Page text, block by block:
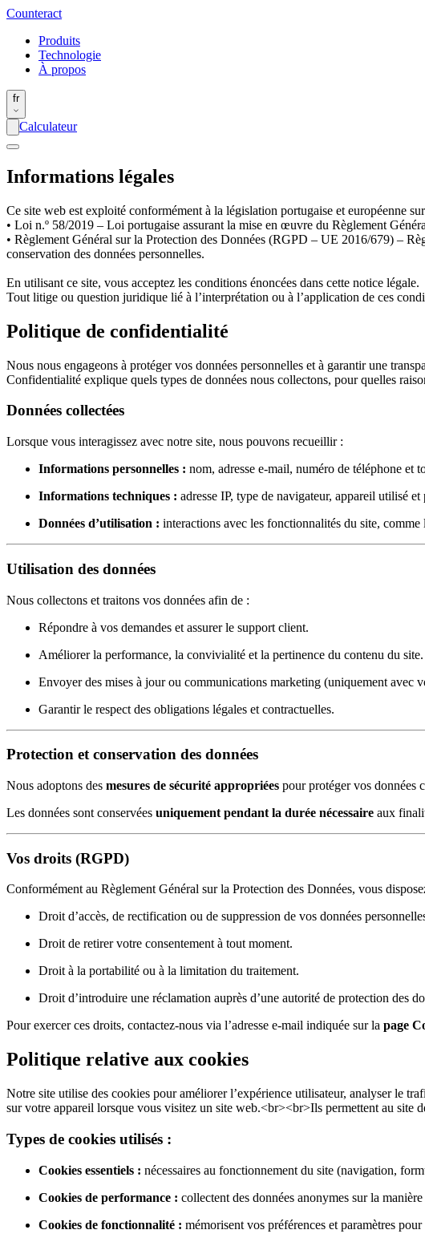
Counteract
Produits
Technologie
À propos
fr
Calculateur
Informations légales
Ce site web est exploité conformément à la législation portugaise et européenne
• Loi n.º 58/2019 – Loi portugaise assurant la mise en œuvre du Règlement
• Règlement Général sur la Protection des Données (RGPD – UE 2016/679) –
conservation des données personnelles.
En utilisant ce site, vous acceptez les conditions énoncées dans cette notice légale.
Tout litige ou question juridique lié à l’interprétation ou à l’application de ces
Politique de confidentialité
Nous nous engageons à protéger vos données personnelles et à garantir une
Confidentialité explique quels types de données nous collectons, pour quelles
Données collectées
Lorsque vous interagissez avec notre site, nous pouvons recueillir :
Informations personnelles : nom, adresse e-mail, numéro de téléphone et
Informations techniques : adresse IP, type de navigateur, appareil utilisé
Données d’utilisation : interactions avec les fonctionnalités du site,
Utilisation des données
Nous collectons et traitons vos données afin de :
Répondre à vos demandes et assurer le support client.
Améliorer la performance, la convivialité et la pertinence du contenu du site.
Envoyer des mises à jour ou communications marketing (uniquement avec
Garantir le respect des obligations légales et contractuelles.
Protection et conservation des données
Nous adoptons des mesures de sécurité appropriées pour protéger vos données
Les données sont conservées uniquement pendant la durée nécessaire aux
Vos droits (RGPD)
Conformément au Règlement Général sur la Protection des Données, vous
Droit d’accès, de rectification ou de suppression de vos données
Droit de retirer votre consentement à tout moment.
Droit à la portabilité ou à la limitation du traitement.
Droit d’introduire une réclamation auprès d’une autorité de protection des
Pour exercer ces droits, contactez-nous via l’adresse e-mail indiquée sur la page
Politique relative aux cookies
Notre site utilise des cookies pour améliorer l’expérience utilisateur, analyser le
sur votre appareil lorsque vous visitez un site web.<br><br>Ils permettent au site
Types de cookies utilisés :
Cookies essentiels : nécessaires au fonctionnement du site (navigation,
Cookies de performance : collectent des données anonymes sur la
Cookies de fonctionnalité : mémorisent vos préférences et paramètres